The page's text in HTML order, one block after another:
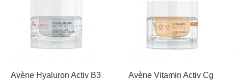
Avène Hyaluron Activ B3
Avène Vitamin Activ Cg